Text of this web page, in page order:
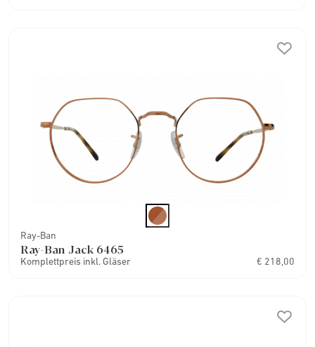
Ray-Ban
Ray-Ban Jack 6465
Komplettpreis inkl. Gläser € 218,00